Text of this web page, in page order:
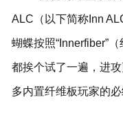
ALC（以下简称Inn
蝴蝶按照“Innerfiber”
都挨个试了一遍，进
多内置纤维板玩家的必